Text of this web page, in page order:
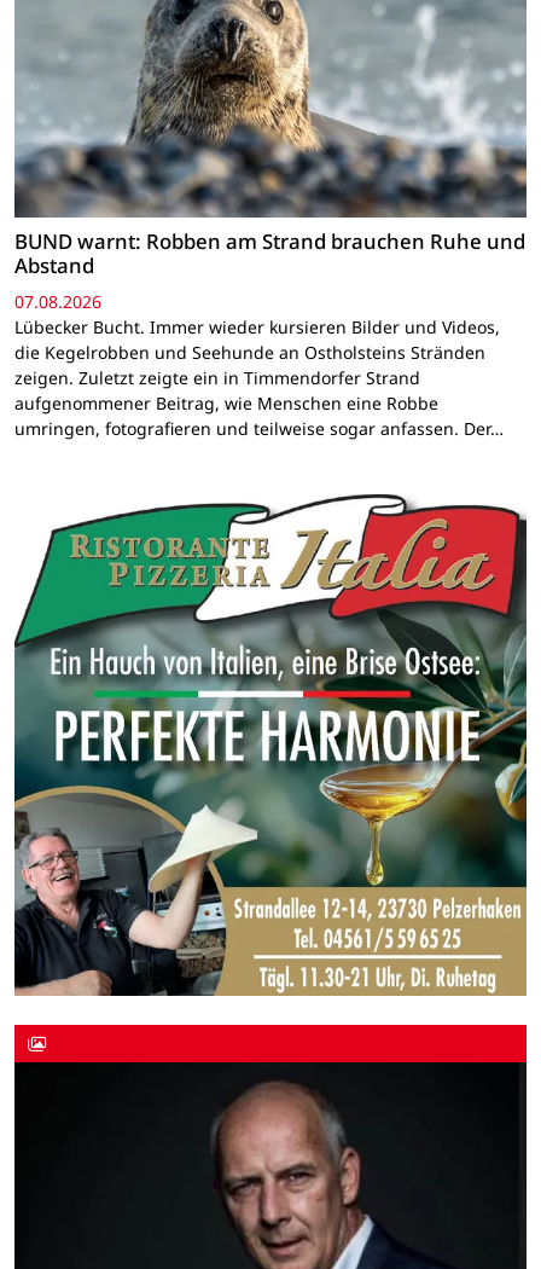
BUND warnt: Robben am Strand brauchen Ruhe und
Abstand
07.08.2026
Lübecker Bucht. Immer wieder kursieren Bilder und Videos,
die Kegelrobben und Seehunde an Ostholsteins Stränden
zeigen. Zuletzt zeigte ein in Timmendorfer Strand
aufgenommener Beitrag, wie Menschen eine Robbe
umringen, fotografieren und teilweise sogar anfassen. Der…